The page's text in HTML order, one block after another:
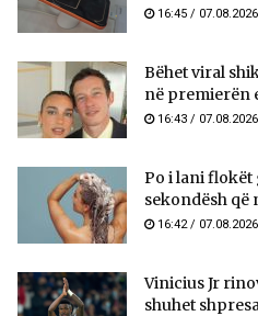
16:45 / 07.08.2026
Bëhet viral
në premierën
16:43 / 07.08.2026
Po i lani flokët
sekondësh
16:42 / 07.08.2026
Vinicius Jr
shuhet